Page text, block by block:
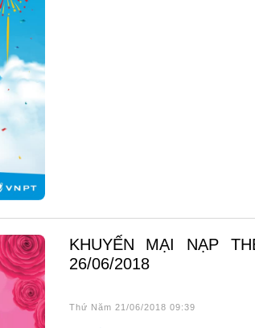
KHUYẾN MẠI NẠP THẺ NGÀY VÀNG
26/06/2018
Thứ Năm 21/06/2018 09:39